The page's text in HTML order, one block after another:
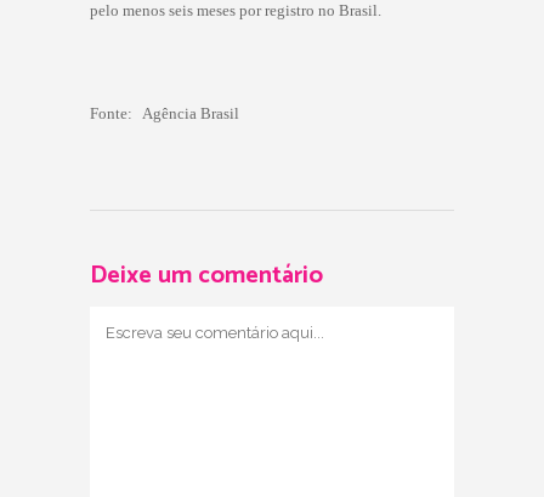
pelo menos seis meses por registro no Brasil.
Fonte: Agência Brasil
Deixe um comentário